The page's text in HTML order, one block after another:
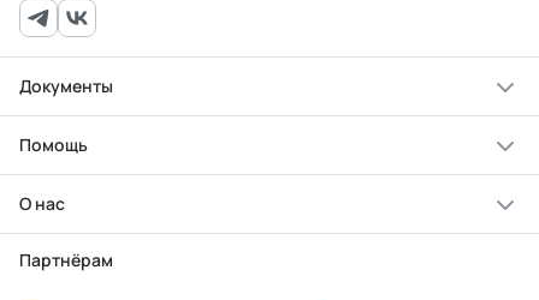
Документы
Помощь
О нас
Партнёрам